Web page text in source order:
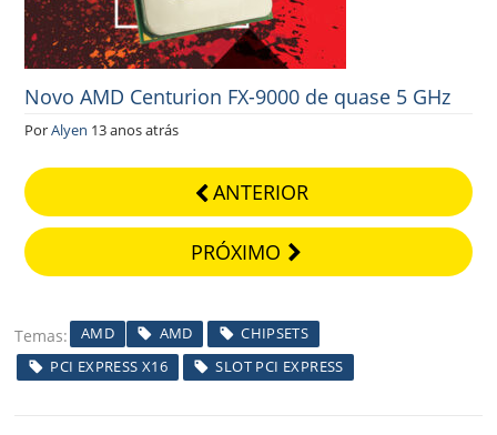
Novo AMD Centurion FX-9000 de quase 5 GHz
PorAlyen 13 anos atrás
ANTERIOR
PRÓXIMO
Temas AMD AMD
CHIPSETS
PCI EXPRESS X16
SLOT PCI EXPRESS